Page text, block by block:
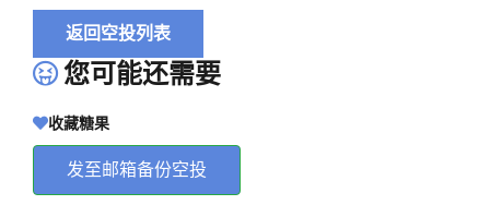
返回空投列表
您可能还需要
收藏糖果
发至邮箱备份空投